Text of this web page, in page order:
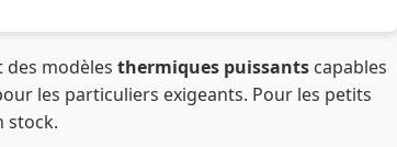
des modèles thermiques puissants capables
les particuliers exigeants. Pour les petits
stock.